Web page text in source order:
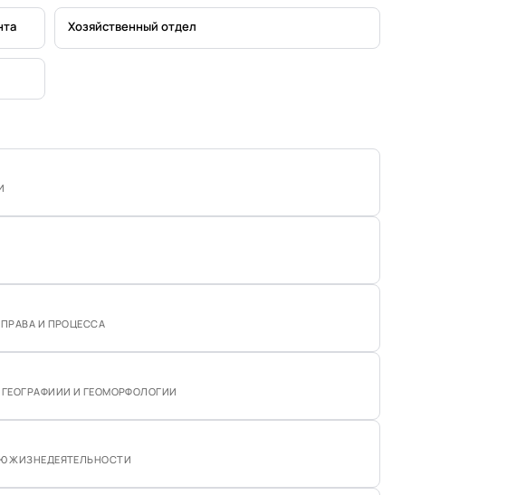
Хозяйственный отдел
И ПРОЦЕССА
И ГЕОМОРФОЛОГИИ
ЖИЗНЕДЕЯТЕЛЬНОСТИ